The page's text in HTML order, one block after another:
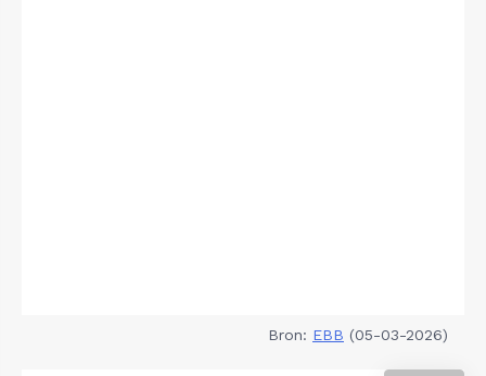
Bron: EBB (05-03-2026)